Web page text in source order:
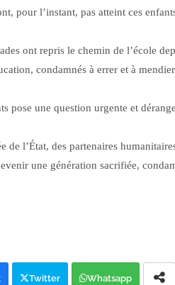
pour l’instant, pas atteint ces
ont repris le chemin de l’école
condamnés à errer et à
pose une question urgente et
de l’État, des partenaires
une génération sacrifiée,
Twitter Whatsapp